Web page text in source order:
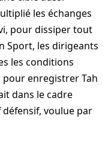
les échanges
pour dissiper tout
Sport, les dirigeants
les conditions
enregistrer Tah
dans le cadre
défensif, voulue par